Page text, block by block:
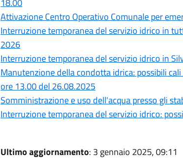
18.00
Attivazione Centro Operativo Comunale per
Interruzione temporanea del servizio idrico in
2026
Interruzione temporanea del servizio idrico in
Manutenzione della condotta idrica: possibili
ore 13.00 del 26.08.2025
Somministrazione e uso dell'acqua presso gli
Interruzione temporanea del servizio idrico:
Ultimo aggiornamento: 3 gennaio 2025, 09:11